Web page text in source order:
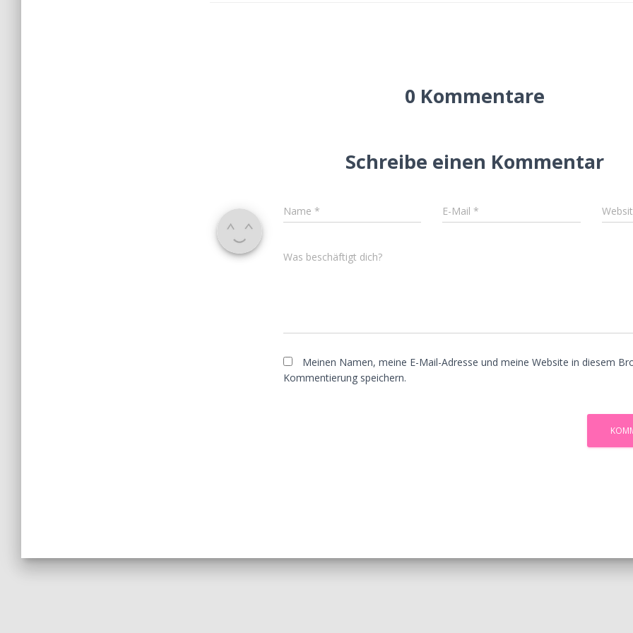
0 Kommentare
Schreibe einen Kommentar
Name * E-Mail *
Was beschäftigt dich?
Meinen Namen, meine E-Mail-Adresse und meine Website in diesem
Kommentierung speichern.